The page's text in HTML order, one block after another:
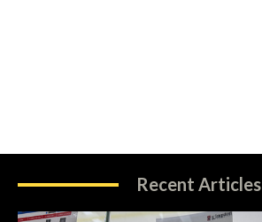
Recent Articles